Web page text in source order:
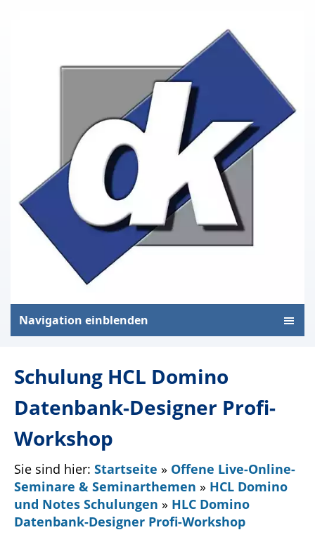
Navigation einblenden
Schulung HCL Domino
Datenbank-Designer Profi-
Workshop
Sie sind hier: Startseite » Offene Live-Online-
Seminare & Seminarthemen » HCL Domino
und Notes Schulungen » HLC Domino
Datenbank-Designer Profi-Workshop